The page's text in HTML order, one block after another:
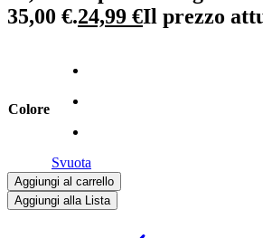
35,00 €.24,99 €Il prezzo
Colore
Svuota
Aggiungi al carrello
Aggiungi alla Lista